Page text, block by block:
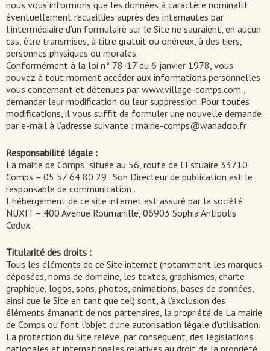
nous vous informons que les données à caractère nominatif
éventuellement recueillies auprès des internautes par
l’intermédiaire d’un formulaire sur le Site ne sauraient, en aucun
cas, être transmises, à titre gratuit ou onéreux, à des tiers,
personnes physiques ou morales.
Conformément à la loi n° 78-17 du 6 janvier 1978, vous
pouvez à tout moment accéder aux informations personnelles
vous concernant et détenues par www.village-comps.com ,
demander leur modification ou leur suppression. Pour toutes
modifications, il vous suffit de formuler une nouvelle demande
par e-mail à l’adresse suivante : mairie-comps@wanadoo.fr
Responsabilité légale :
La mairie de Comps située au 56, route de l’Estuaire 33710
Comps – 05 57 64 80 29 . Son Directeur de publication est le
responsable de communication .
L’hébergement de ce site internet est assuré par la société
NUXIT – 400 Avenue Roumanille, 06903 Sophia Antipolis
Cedex.
Titularité des droits :
Tous les éléments de ce Site internet (notamment les marques
déposées, noms de domaine, les textes, graphismes, charte
graphique, logos, sons, photos, animations, bases de données,
ainsi que le Site en tant que tel) sont, à l’exclusion des
éléments émanant de nos partenaires, la propriété de La mairie
de Comps ou font l’objet d’une autorisation légale d’utilisation.
La protection du Site relève, par conséquent, des législations
nationales et internationales relatives au droit de la propriété